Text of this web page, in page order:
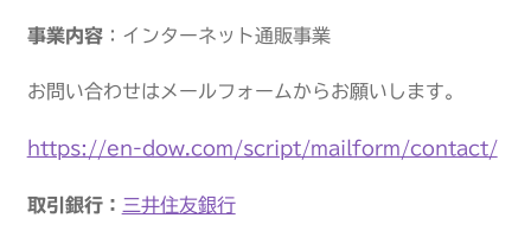
ブログ
プライバシーポリシー
マイアカウント
メンバー
事業内容：インターネット通販事業
お問い合わせはメールフォームからお願いします。
https://en-dow.com/script/mailform/contact/
取引銀行： 三井住友銀行